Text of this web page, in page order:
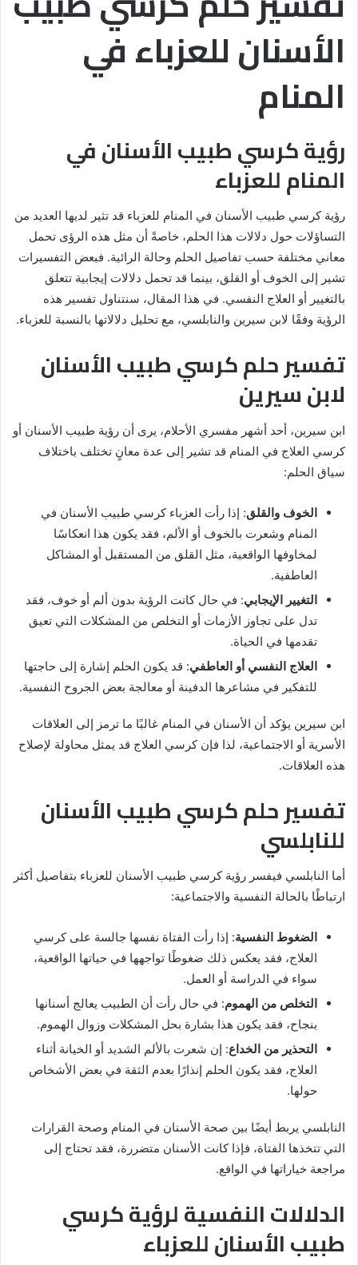
الأسنان للعزباء في
المنام
رؤية كرسي طبيب الأسنان في
المنام للعزباء
رؤية كرسي طبيب الأسنان في المنام للعزباء قد تثير لديها العديد من
التساؤلات حول دلالات هذا الحلم، خاصةً أن مثل هذه الرؤى تحمل
معاني مختلفة حسب تفاصيل الحلم وحالة الرائية. فبعض التفسيرات
تشير إلى الخوف أو القلق، بينما قد تحمل دلالات إيجابية تتعلق
بالتغيير أو العلاج النفسي. في هذا المقال، سنتناول تفسير هذه
الرؤية وفقًا لابن سيرين والنابلسي، مع تحليل دلالاتها بالنسبة للعزباء.
تفسير حلم كرسي طبيب الأسنان
لابن سيرين
ابن سيرين، أحد أشهر مفسري الأحلام، يرى أن رؤية طبيب الأسنان أو
كرسي العلاج في المنام قد تشير إلى عدة معانٍ تختلف باختلاف
سياق الحلم:
الخوف والقلق: إذا رأت العزباء كرسي طبيب الأسنان في
المنام وشعرت بالخوف أو الألم، فقد يكون هذا انعكاسًا
لمخاوفها الواقعية، مثل القلق من المستقبل أو المشاكل
العاطفية.
التغيير الإيجابي: في حال كانت الرؤية بدون ألم أو خوف، فقد
تدل على تجاوز الأزمات أو التخلص من المشكلات التي تعيق
تقدمها في الحياة.
العلاج النفسي أو العاطفي: قد يكون الحلم إشارة إلى حاجتها
للتفكير في مشاعرها الدفينة أو معالجة بعض الجروح النفسية.
ابن سيرين يؤكد أن الأسنان في المنام غالبًا ما ترمز إلى العلاقات
الأسرية أو الاجتماعية، لذا فإن كرسي العلاج قد يمثل محاولة لإصلاح
هذه العلاقات.
تفسير حلم كرسي طبيب الأسنان
للنابلسي
أما النابلسي فيفسر رؤية كرسي طبيب الأسنان للعزباء بتفاصيل أكثر
ارتباطًا بالحالة النفسية والاجتماعية:
الضغوط النفسية: إذا رأت الفتاة نفسها جالسة على كرسي
العلاج، فقد يعكس ذلك ضغوطًا تواجهها في حياتها الواقعية،
سواء في الدراسة أو العمل.
التخلص من الهموم: في حال رأت أن الطبيب يعالج أسنانها
بنجاح، فقد يكون هذا بشارة بحل المشكلات وزوال الهموم.
التحذير من الخداع: إن شعرت بالألم الشديد أو الخيانة أثناء
العلاج، فقد يكون الحلم إنذارًا بعدم الثقة في بعض الأشخاص
حولها.
النابلسي يربط أيضًا بين صحة الأسنان في المنام وصحة القرارات
التي تتخذها الفتاة، فإذا كانت الأسنان متضررة، فقد تحتاج إلى
مراجعة خياراتها في الواقع.
الدلالات النفسية لرؤية كرسي
طبيب الأسنان للعزباء